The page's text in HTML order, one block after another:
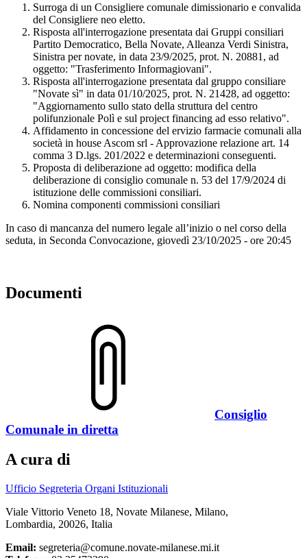
Surroga di un Consigliere comunale dimissionario e convalida
del Consigliere neo eletto.
Risposta all'interrogazione presentata dai Gruppi consiliari
Partito Democratico, Bella Novate, Alleanza Verdi Sinistra,
Sinistra per novate, in data 23/9/2025, prot. N. 20881, ad
oggetto: "Trasferimento Informagiovani".
Risposta all'interrogazione presentata dal gruppo consiliare
"Novate sì" in data 01/10/2025, prot. N. 21428, ad oggetto:
"Aggiornamento sullo stato della struttura del centro
polifunzionale Polì e sul project financing ad esso relativo".
Affidamento in concessione del ervizio farmacie comunali alla
società in house Ascom srl - Approvazione relazione art. 14
comma 3 D.lgs. 201/2022 e determinazioni conseguenti.
Proposta di deliberazione ad oggetto: modifica della
deliberazione di consiglio comunale n. 53 del 17/9/2024 di
istituzione delle commissioni consiliari.
Nomina componenti commissioni consiliari
In caso di mancanza del numero legale all’inizio o nel corso della
seduta, in Seconda Convocazione, giovedì 23/10/2025 - ore 20:45
Documenti
Consiglio
Comunale in diretta
A cura di
Ufficio Segreteria Organi Istituzionali
Viale Vittorio Veneto 18, Novate Milanese, Milano,
Lombardia, 20026, Italia
Email: segreteria@comune.novate-milanese.mi.it